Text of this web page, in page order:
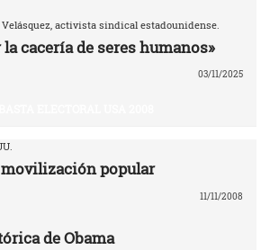
activista sindical estadounidense.
la cacería de seres humanos»
03/11/2025
popular
11/11/2008
de Obama